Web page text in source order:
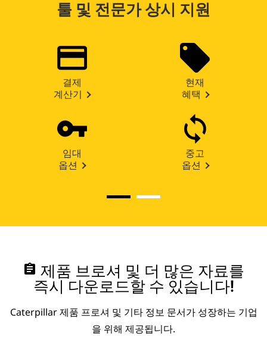
툴 및 전문가 상시 지원
결제
계산기
현재
혜택
임대
옵션
중고
옵션
assignment 제품 브로셔 및 더 많은 자료를
즉시 다운로드할 수 있습니다!
Caterpillar 제품 프로셔 및 기타 정보 문서가 성장하는 기업
을 위해 제공됩니다.